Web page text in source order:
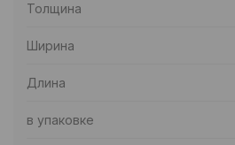
Толщина
Ширина
Длина
в упаковке